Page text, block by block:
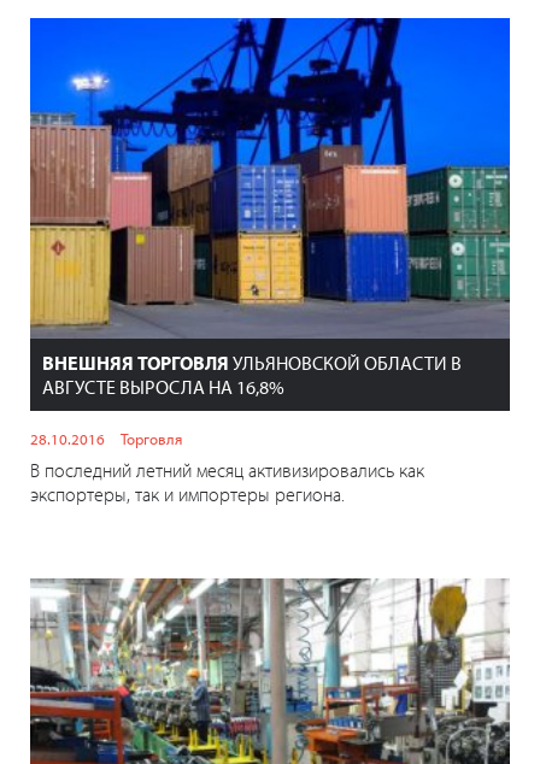
ВНЕШНЯЯ ТОРГОВЛЯ УЛЬЯНОВСКОЙ ОБЛАСТИ В
АВГУСТЕ ВЫРОСЛА НА 16,8%
28.10.2016 Торговля
В последний летний месяц активизировались как
экспортеры, так и импортеры региона.